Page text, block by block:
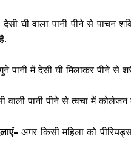
देसी घी वाला पानी पीने से पाचन
पानी में देसी घी मिलाकर पीने से
वाली पानी पीने से त्वचा में
अगर किसी महिला को